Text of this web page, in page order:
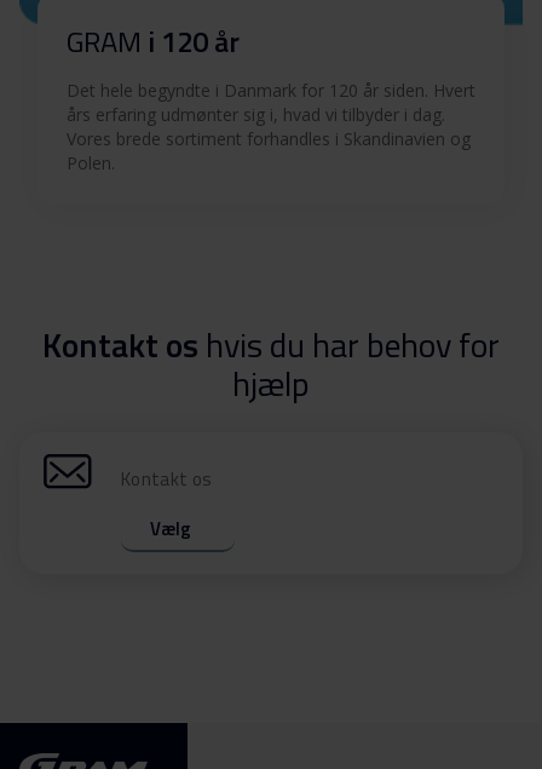
GRAM i 120 år
Det hele begyndte i Danmark for 120 år siden. Hvert
års erfaring udmønter sig i, hvad vi tilbyder i dag.
Vores brede sortiment forhandles i Skandinavien og
Polen.
Kontakt os hvis du har behov for
hjælp
Kontakt os
Vælg